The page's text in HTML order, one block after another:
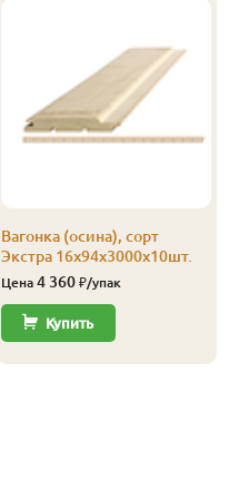
Вагонка (осина), сорт
Экстра 16х94х3000х10шт.
Цена 4 360 ₽/упак
Купить